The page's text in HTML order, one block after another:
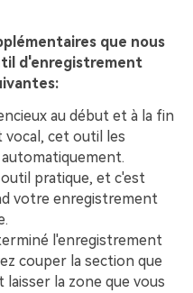
que nous
d'enregistrement
au début et à la fin
cet outil les
pratique, et c'est
votre enregistrement
l'enregistrement
couper la section que
la zone que vous